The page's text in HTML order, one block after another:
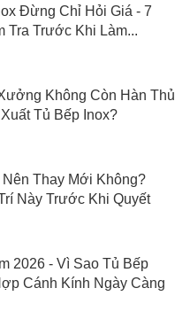
Đừng Chỉ Hỏi Giá - 7
Tra Trước Khi Làm...
Không Còn Hàn Thủ
Tủ Bếp Inox?
Thay Mới Không?
Này Trước Khi Quyết
2026 - Vì Sao Tủ Bếp
Cánh Kính Ngày Càng